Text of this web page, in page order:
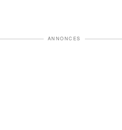
ANNONCES